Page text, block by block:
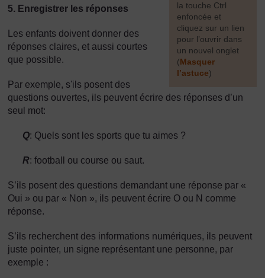
la touche Ctrl
enfoncée et
cliquez sur un lien
pour l’ouvrir dans
un nouvel onglet
(Masquer
l’astuce)
]
5. Enregistrer les réponses
Les enfants doivent donner des
réponses claires, et aussi courtes
que possible.
Par exemple, s'ils posent des
questions ouvertes, ils peuvent écrire des réponses d’un
seul mot:
Q: Quels sont les sports que tu aimes ?
R: football ou course ou saut.
S’ils posent des questions demandant une réponse par «
Oui » ou par « Non », ils peuvent écrire O ou N comme
réponse.
S’ils recherchent des informations numériques, ils peuvent
juste pointer, un signe représentant une personne, par
exemple :